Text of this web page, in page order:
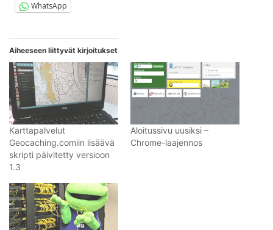
WhatsApp
Aiheeseen liittyvät kirjoitukset
Karttapalvelut
Geocaching.comiin lisäävä
skripti päivitetty versioon
1.3
Aloitussivu uusiksi –
Chrome-laajennos